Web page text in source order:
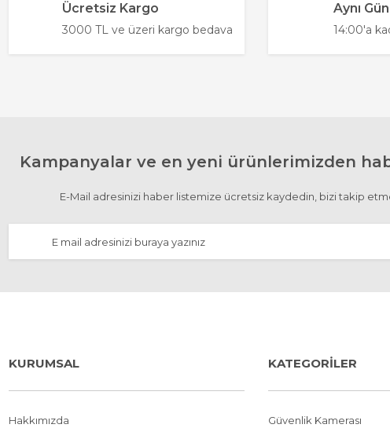
Gönder
Ücretsiz Kargo
3000 TL ve üzeri kargo bedava
Aynı
14:00'a
Kampanyalar ve en yeni ürünlerimizden
E-Mail adresinizi haber listemize ücretsiz kaydedin, bizi takip
KURUMSAL
Hakkımızda
KATEGORİLER
Güvenlik Kamerası